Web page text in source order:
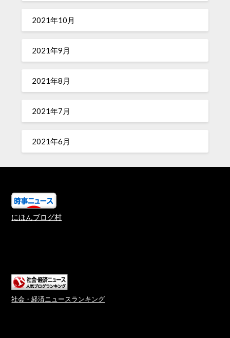
2021年10月
2021年9月
2021年8月
2021年7月
2021年6月
にほんブログ村
社会・経済ニュースランキング